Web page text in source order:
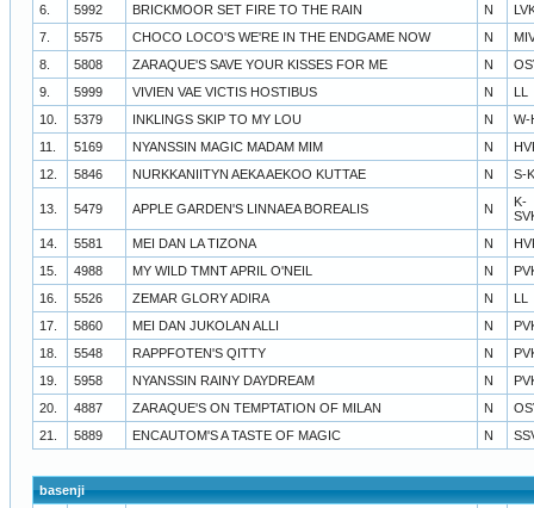
6.
5992 BRICKMOOR SET FIRE TO THE RAIN N
7.
5575 CHOCO LOCO'S WE'RE IN THE ENDGAME NOW N
8.
5808 ZARAQUE'S SAVE YOUR KISSES FOR ME N
9.
5999 VIVIEN VAE VICTIS HOSTIBUS N
LL
10.
5379 INKLINGS SKIP TO MY LOU N
W-
11.
5169 NYANSSIN MAGIC MADAM MIM N
12.
5846 NURKKANIITYN AEKA AEKOO KUTTAE N S-
13. 5479 APPLE GARDEN'S LINNAEA BOREALIS N
K-
14.
5581 MEI DAN LA TIZONA N
15.
4988 MY WILD TMNT APRIL O'NEIL N
16.
5526 ZEMAR GLORY ADIRA N
LL
17.
5860 MEI DAN JUKOLAN ALLI N
18.
5548 RAPPFOTEN'S QITTY N
19.
5958 NYANSSIN RAINY DAYDREAM N
20.
4887 ZARAQUE'S ON TEMPTATION OF MILAN N
21.
5889 ENCAUTOM'S A TASTE OF MAGIC N
basenji